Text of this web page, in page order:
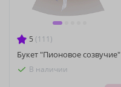
5 (111)
Букет "Пионовое созвучие"
В наличии